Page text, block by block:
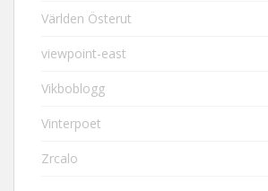
Världen Österut
viewpoint-east
Vikboblogg
Vinterpoet
Zrcalo